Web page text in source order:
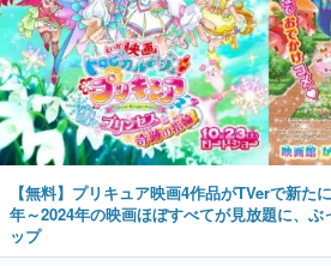
【無料】プリキュア映画4作品がTVerで新た
年～2024年の映画ほぼすべてが見放題に、
ップ